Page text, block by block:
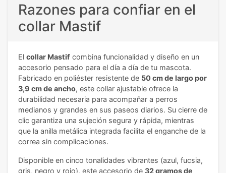
Razones para confiar en el
collar Mastif
El collar Mastif combina funcionalidad y diseño en un
accesorio pensado para el día a día de tu mascota.
Fabricado en poliéster resistente de 50 cm de largo por
3,9 cm de ancho, este collar ajustable ofrece la
durabilidad necesaria para acompañar a perros
medianos y grandes en sus paseos diarios. Su cierre de
clic garantiza una sujeción segura y rápida, mientras
que la anilla metálica integrada facilita el enganche de la
correa sin complicaciones.
Disponible en cinco tonalidades vibrantes (azul, fucsia,
gris, negro y rojo), este accesorio de 32 gramos de